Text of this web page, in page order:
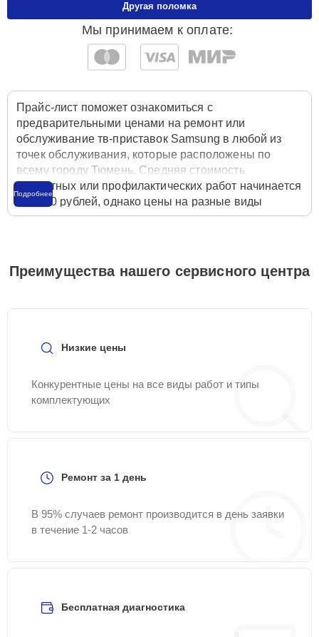
Мы принимаем к оплате:
Другая поломка
Прайс-лист поможет ознакомиться с
предварительными ценами на ремонт или
обслуживание тв-приставок Samsung в любой из
точек обслуживания, которые расположены по
всему городу Тюмень. Средняя стоимость
ремонтных или профилактических работ начинается
от 1250 рублей, однако цены на разные виды
комплектующих могут различаться. Полную
службы заботы о клиентах. Для расчета итоговой
стоимости ремонта тв-приставки достаточно
Подробнее
Преимущества нашего сервисного центра
Низкие цены
Конкурентные цены на все виды работ и типы
комплектующих
Ремонт за 1 день
В 95% случаев ремонт производится в день заявки
в течение 1-2 часов
Бесплатная диагностика